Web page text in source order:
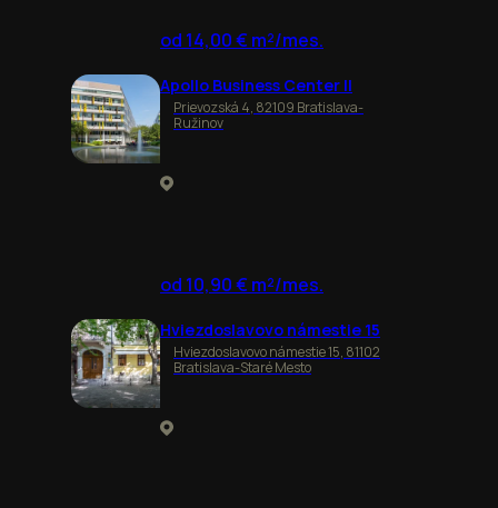
od 14,00 € m²/mes.
Apollo Business Center II
Prievozská 4, 82109 Bratislava-
Ružinov
od 10,90 € m²/mes.
Hviezdoslavovo námestie 15
Hviezdoslavovo námestie 15, 81102
Bratislava-Staré Mesto